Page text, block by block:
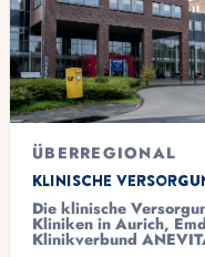
ÜBERREGIONAL
Klinische
Die klinische
Kliniken in Aurich,
Klinikverbund